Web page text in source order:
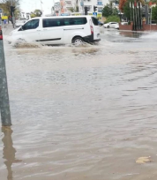
EKONOMİ
GENEL
GÜNDEM
HABERDE
Son Dakika
Haber Arşivi